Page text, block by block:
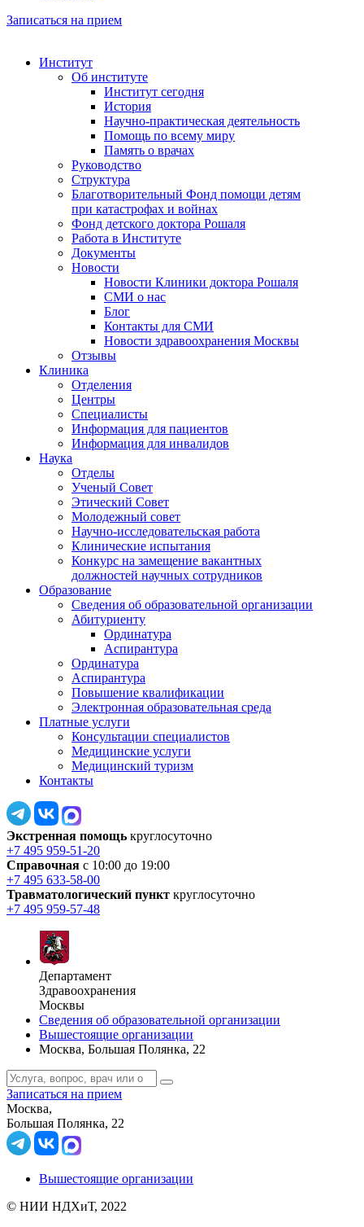
Записаться на прием
Институт
Об институте
Институт сегодня
История
Научно-практическая деятельность
Помощь по всему миру
Память о врачах
Руководство
Структура
Благотворительный Фонд помощи детям
при катастрофах и войнах
Фонд детского доктора Рошаля
Работа в Институте
Документы
Новости
Новости Клиники доктора Рошаля
СМИ о нас
Блог
Контакты для СМИ
Новости здравоохранения Москвы
Отзывы
Клиника
Отделения
Центры
Специалисты
Информация для пациентов
Информация для инвалидов
Наука
Отделы
Ученый Совет
Этический Совет
Молодежный совет
Научно-исследовательская работа
Клинические испытания
Конкурс на замещение вакантных
должностей научных сотрудников
Образование
Сведения об образовательной организации
Абитуриенту
Ординатура
Аспирантура
Ординатура
Аспирантура
Повышение квалификации
Электронная образовательная среда
Платные услуги
Консультации специалистов
Медицинские услуги
Медицинский туризм
Контакты
Экстренная помощь круглосуточно
+7 495 959-51-20
Справочная с 10:00 до 19:00
+7 495 633-58-00
Травматологический пункт круглосуточно
+7 495 959-57-48
Департамент
Здравоохранения
Москвы
Сведения об образовательной организации
Вышестоящие организации
Москва, Большая Полянка, 22
Записаться на прием
Москва,
Большая Полянка, 22
Вышестоящие организации
© НИИ НДХиТ, 2022